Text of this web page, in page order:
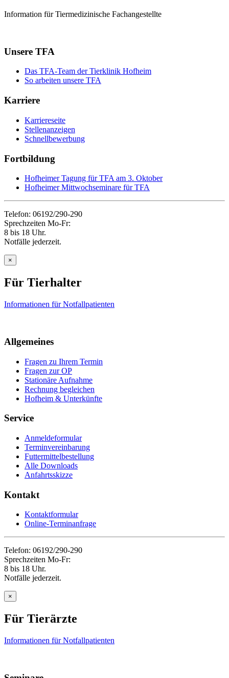
Information für Tiermedizinische Fachangestellte
Unsere TFA
Das TFA-Team der Tierklinik Hofheim
So arbeiten unsere TFA
Karriere
Karriereseite
Stellenanzeigen
Schnellbewerbung
Fortbildung
Hofheimer Tagung für TFA am 3. Oktober
Hofheimer Mittwochseminare für TFA
Telefon: 06192/290-290
Sprechzeiten Mo-Fr:
8 bis 18 Uhr.
Notfälle jederzeit.
×
Für Tierhalter
Informationen für Notfallpatienten
Allgemeines
Fragen zu Ihrem Termin
Fragen zur OP
Stationäre Aufnahme
Rechnung begleichen
Hofheim & Unterkünfte
Service
Anmeldeformular
Terminvereinbarung
Futtermittelbestellung
Alle Downloads
Anfahrtsskizze
Kontakt
Kontaktformular
Online-Terminanfrage
Telefon: 06192/290-290
Sprechzeiten Mo-Fr:
8 bis 18 Uhr.
Notfälle jederzeit.
×
Für Tierärzte
Informationen für Notfallpatienten